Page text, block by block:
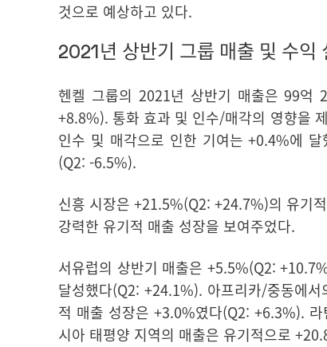
것으로 예상하고 있다.
2021년 상반기 그룹 매출 및 수익
헨켈 그룹의 2021년 상반기 매출은 99억
+8.8%). 통화 효과 및 인수/매각의 영향을
인수 및 매각으로 인한 기여는 +0.4%에
(Q2: -6.5%).
신흥 시장은 +21.5%(Q2: +24.7%)의 유기
강력한 유기적 매출 성장을 보여주었다.
서유럽의 상반기 매출은 +5.5%(Q2:
달성했다(Q2: +24.1%). 아프리카/중동에
적 매출 성장은 +3.0%였다(Q2: +6.3%).
시아 태평양 지역의 매출은 유기적으로